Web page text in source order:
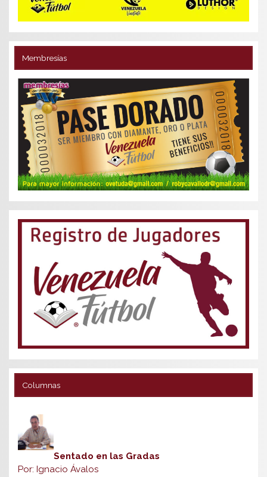
Membresías
Columnas
Sentado en las Gradas
Por: Ignacio Ávalos